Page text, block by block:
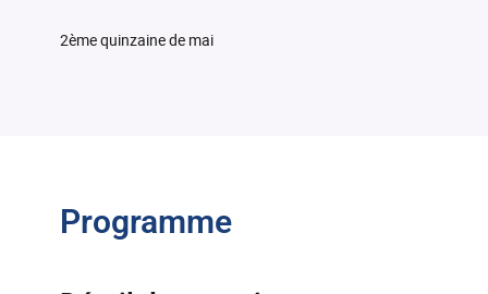
2ème quinzaine de mai
Programme